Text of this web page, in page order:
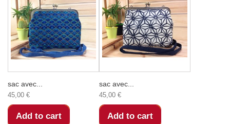
sac avec...
45,00 €
Add to cart
sac avec...
45,00 €
Add to cart